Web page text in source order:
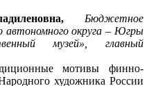
Бюджетное
автономного округа – Югры
музей», главный
мотивы финно-
художника России